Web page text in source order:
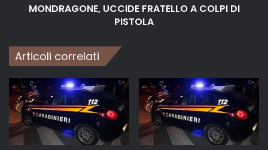
MONDRAGONE, UCCIDE FRATELLO A COLPI DI
PISTOLA
Articoli correlati